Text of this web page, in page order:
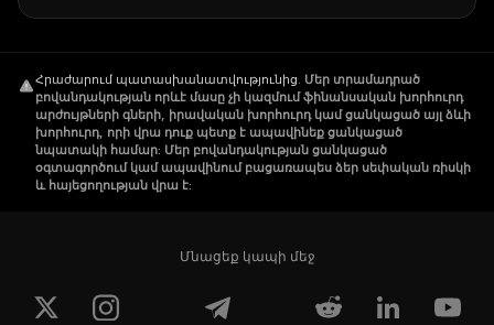
Հրաժարում պատասխանատվությունից. Մեր տրամադրած
բովանդակության որևէ մասը չի կազմում ֆինանսական խորհուրդ
արժույթների գների, իրավական խորհուրդ կամ ցանկացած այլ ձևի
խորհուրդ, որի վրա դուք պետք է ապավինեք ցանկացած
նպատակի համար: Մեր բովանդակության ցանկացած
օգտագործում կամ ապավինում բացառապես ձեր սեփական ռիսկի
և հայեցողության վրա է:
Մնացեք կապի մեջ